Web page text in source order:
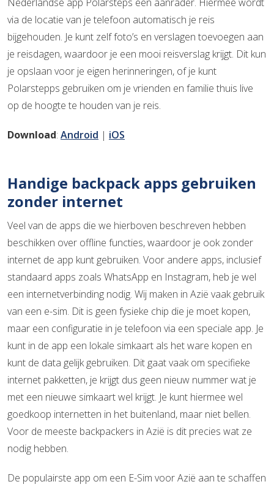
via de locatie van je telefoon automatisch je reis
bijgehouden. Je kunt zelf foto’s en verslagen toevoegen aan
je reisdagen, waardoor je een mooi reisverslag krijgt. Dit kun
je opslaan voor je eigen herinneringen, of je kunt
Polarstepps gebruiken om je vrienden en familie thuis live
op de hoogte te houden van je reis.
Download: Android | iOS
Handige backpack apps gebruiken
zonder internet
Veel van de apps die we hierboven beschreven hebben
beschikken over offline functies, waardoor je ook zonder
internet de app kunt gebruiken. Voor andere apps, inclusief
standaard apps zoals WhatsApp en Instagram, heb je wel
een internetverbinding nodig. Wij maken in Azië vaak gebruik
van een e-sim. Dit is geen fysieke chip die je moet kopen,
maar een configuratie in je telefoon via een speciale app. Je
kunt in de app een lokale simkaart als het ware kopen en
kunt de data gelijk gebruiken. Dit gaat vaak om specifieke
internet pakketten, je krijgt dus geen nieuw nummer wat je
met een nieuwe simkaart wel krijgt. Je kunt hiermee wel
goedkoop internetten in het buitenland, maar niet bellen.
Voor de meeste backpackers in Azië is dit precies wat ze
nodig hebben.
De populairste app om een E-Sim voor Azië aan te schaffen